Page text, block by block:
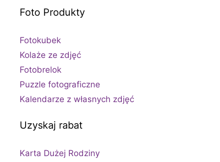
Foto Produkty
Fotokubek
Kolaże ze zdjęć
Fotobrelok
Puzzle fotograficzne
Kalendarze z własnych zdjęć
Uzyskaj rabat
Karta Dużej Rodziny